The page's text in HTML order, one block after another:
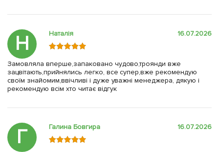
Н Наталія 16.07.2026
Замовляла вперше,запаковано чудово,троянди вже
зацвітають,прийнялись легко, все супер,вже рекомендую
своїм знайомим,ввічливі і дуже уважні менеджера, дякую і
рекомендую всім хто читає відгук
Г Галина Бовгира 16.07.2026